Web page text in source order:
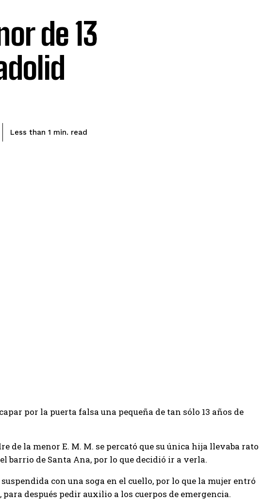
de 13
Less than 1 min. read
por la puerta falsa una pequeña de tan sólo 13 años de
de la menor E. M. M. se percató que su única hija llevaba rato
barrio de Santa Ana, por lo que decidió ir a verla.
con una soga en el cuello, por lo que la mujer entró
después pedir auxilio a los cuerpos de emergencia.